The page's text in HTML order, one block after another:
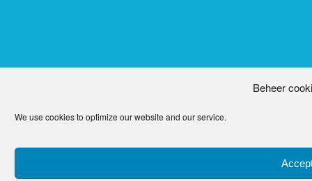
Beheer
We use cookies to optimize our website and our service.